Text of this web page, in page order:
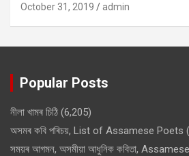
October 31, 2019 admin
Popular Posts
নীলা খামৰ চিঠি (6,205)
অসমৰ কবি পৰিচয়, List of Assamese Poets
সময়ৰ আগমন, অসমীয়া আধুনিক কবিতা,